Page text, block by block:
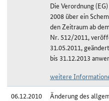
Die Verordnung
2008 über ein
den Zeitraum ab
Nr. 512/2011,
31.05.2011,
bis 31.12.2013
weitere
06.12.2010
Änderung des